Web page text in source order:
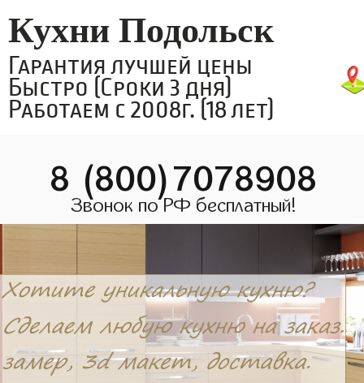
Кухни Подольск
Гарантия лучшей цены
Быстро (Сроки 3 дня)
Работаем с 2008г. (18 лет)
8 (800)7078908
Звонок по РФ бесплатный!